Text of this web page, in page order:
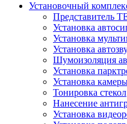
Установочный
Представитель
Установка
Установка
Установка
Шумоизоляция
Установка
Установка
Тонировка стекол
Нанесение
Установка